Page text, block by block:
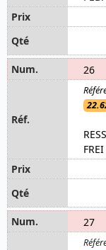
26
27